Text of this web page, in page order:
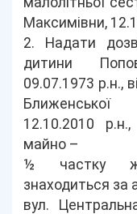
Максимівни,
2. Надати
дитини
09.07.1973 р.н.,
Ближенської
12.10.2010
майно –
½ частку
знаходиться за
вул.